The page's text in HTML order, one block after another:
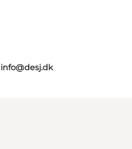
info@desj.dk